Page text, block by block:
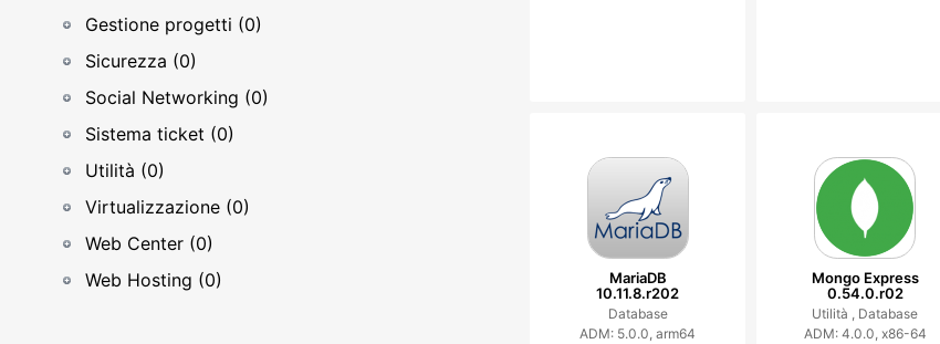
Gestione progetti (0)
Sicurezza (0)
Social Networking (0)
Sistema ticket (0)
Utilità (0)
Virtualizzazione (0)
Web Center (0)
Web Hosting (0)
MariaDB
10.11.8.r202
Database
ADM: 5.0.0, arm64
Mongo Express
0.54.0.r02
Utilità , Database
ADM: 4.0.0, x86-64